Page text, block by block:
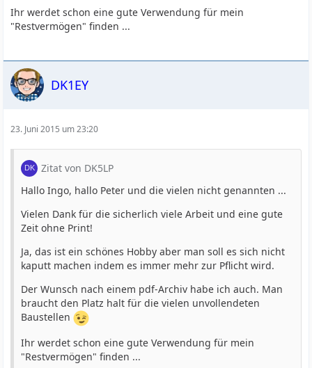
Ihr werdet schon eine gute Verwendung für mein
"Restvermögen" finden ...
DK1EY
23. Juni 2015 um 23:20
Zitat von DK5LP
Hallo Ingo, hallo Peter und die vielen nicht genannten ...
Vielen Dank für die sicherlich viele Arbeit und eine gute
Zeit ohne Print!
Ja, das ist ein schönes Hobby aber man soll es sich nicht
kaputt machen indem es immer mehr zur Pflicht wird.
Der Wunsch nach einem pdf-Archiv habe ich auch. Man
braucht den Platz halt für die vielen unvollendeten
Baustellen
Ihr werdet schon eine gute Verwendung für mein
"Restvermögen" finden ...